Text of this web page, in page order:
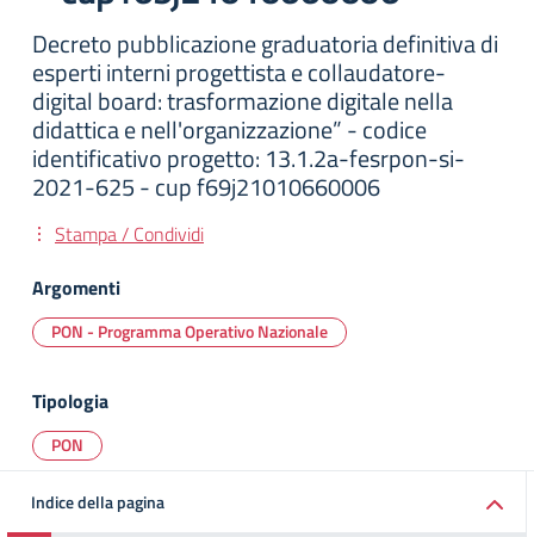
Decreto pubblicazione graduatoria definitiva di
esperti interni progettista e collaudatore-
digital board: trasformazione digitale nella
didattica e nell'organizzazione” - codice
identificativo progetto: 13.1.2a-fesrpon-si-
2021-625 - cup f69j21010660006
Stampa / Condividi
Argomenti
PON - Programma Operativo Nazionale
Tipologia
PON
Indice della pagina